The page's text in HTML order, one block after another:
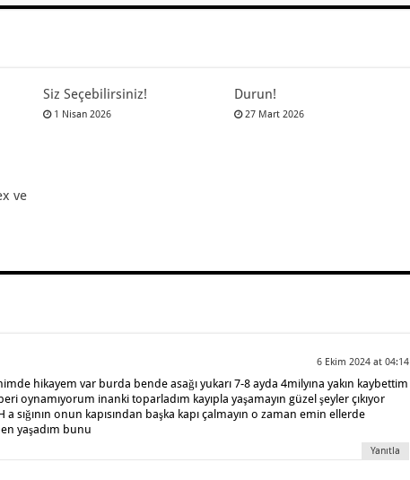
ve
Siz Seçebilirsiniz!
1 Nisan 2026
Durun!
27 Mart 2026
6 Ekim 2024 at 04:14
hikayem var burda bende asağı yukarı 7-8 ayda 4milyına yakın kaybettim
oynamıyorum inanki toparladım kayıpla yaşamayın güzel şeyler çıkıyor
a sığının onun kapısından başka kapı çalmayın o zaman emin ellerde
yaşadım bunu
Yanıtla